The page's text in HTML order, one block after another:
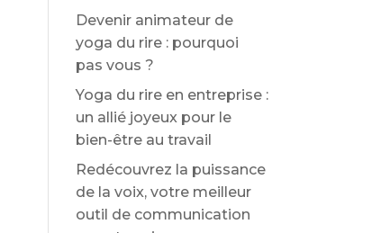
Devenir animateur de
yoga du rire : pourquoi
pas vous ?
Yoga du rire en entreprise :
un allié joyeux pour le
bien-être au travail
Redécouvrez la puissance
de la voix, votre meilleur
outil de communication